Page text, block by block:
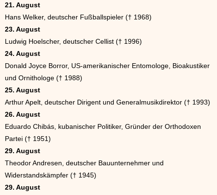
21. August
Hans Welker, deutscher Fußballspieler († 1968)
23. August
Ludwig Hoelscher, deutscher Cellist († 1996)
24. August
Donald Joyce Borror, US-amerikanischer Entomologe, Bioakustiker
und Ornithologe († 1988)
25. August
Arthur Apelt, deutscher Dirigent und Generalmusikdirektor († 1993)
26. August
Eduardo Chibás, kubanischer Politiker, Gründer der Orthodoxen
Partei († 1951)
29. August
Theodor Andresen, deutscher Bauunternehmer und
Widerstandskämpfer († 1945)
29. August